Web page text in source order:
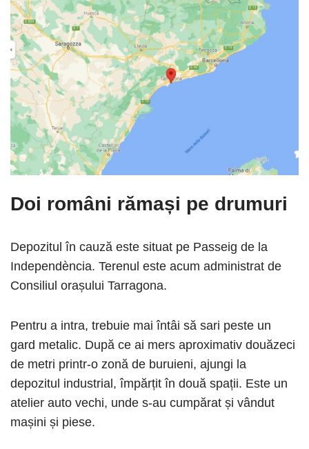
Doi români rămași pe drumuri
Depozitul în cauză este situat pe Passeig de la
Independència. Terenul este acum administrat de
Consiliul orașului Tarragona.
Pentru a intra, trebuie mai întâi să sari peste un
gard metalic. După ce ai mers aproximativ douăzeci
de metri printr-o zonă de buruieni, ajungi la
depozitul industrial, împărțit în două spații. Este un
atelier auto vechi, unde s-au cumpărat și vândut
mașini și piese.